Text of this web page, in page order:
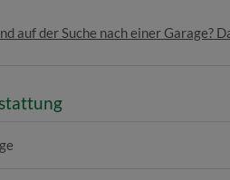
auf der Suche nach einer Garage?